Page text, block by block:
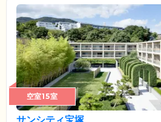
空室15室